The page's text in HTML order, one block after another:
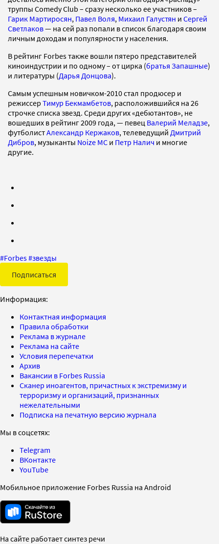
труппы Comedy Club – сразу несколько ее участников –
Гарик Мартиросян, Павел Воля, Михаил Галустян и Сергей
Светлаков— на сей раз попали в список благодаря своим
личным доходам и популярности у населения.
В рейтинг Forbes также вошли пятеро представителей
киноиндустрии и по одному – от цирка (братья Запашные)
и литературы (Дарья Донцова).
Самым успешным новичком-2010 стал продюсер и
режиссер Тимур Бекмамбетов, расположившийся на 26
строчке списка звезд. Среди других «дебютантов», не
вошедших в рейтинг 2009 года, — певец Валерий Меладзе,
футболистАлександр Кержаков, телеведущий Дмитрий
Дибров, музыканты Noize MC и Петр Налич и многие
другие.
#Forbes#звезды
Подписаться
Информация:
Контактная информация
Правила обработки
Реклама в журнале
Реклама на сайте
Условия перепечатки
Архив
Вакансии в Forbes Russia
Сканер иноагентов, причастных к экстремизму и
терроризму и организаций, признанных
нежелательными
Подписка на печатную версию журнала
Мы в соцсетях:
Telegram
ВКонтакте
YouTube
Мобильное приложение Forbes Russia на Android
На сайте работает синтез речи